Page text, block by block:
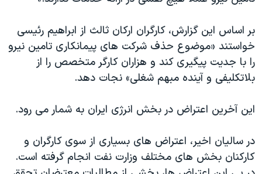
بر اساس این گزارش، کارگران ارکان ثالث از ابراهیم رئیسی
خواستند «موضوع حذف شرکت های پیمانکاری تامین نیرو
را با جدیت پیگیری کند و هزاران کارگر متخصص را از
بلاتکلیفی و آینده‌ مبهم شغلی» نجات دهد.
این آخرین اعتراض در بخش انرژی ایران به شمار می رود.
در سالیان اخیر، اعتراض های بسیاری از سوی کارگران و
کارکنان بخش های مختلف وزارت نفت انجام گرفته است.